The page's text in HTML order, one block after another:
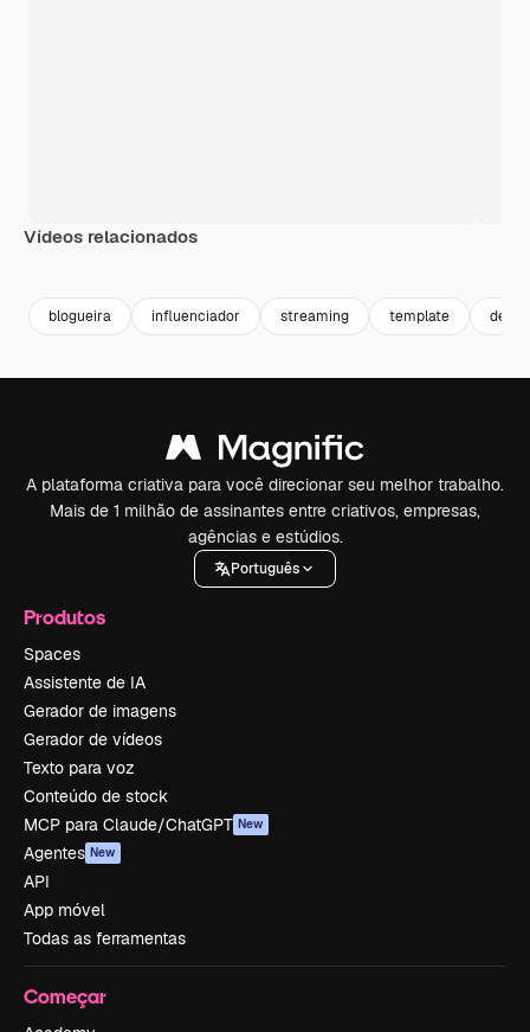
Vídeos relacionados
blogueira influenciador streaming template
A plataforma criativa para você direcionar seu melhor trabalho.
Mais de 1 milhão de assinantes entre criativos, empresas,
agências e estúdios.
Português
Produtos
Spaces
Assistente de IA
Gerador de imagens
Gerador de vídeos
Texto para voz
Conteúdo de stock
MCP para Claude/ChatGPT New
Agentes New
API
App móvel
Todas as ferramentas
Começar